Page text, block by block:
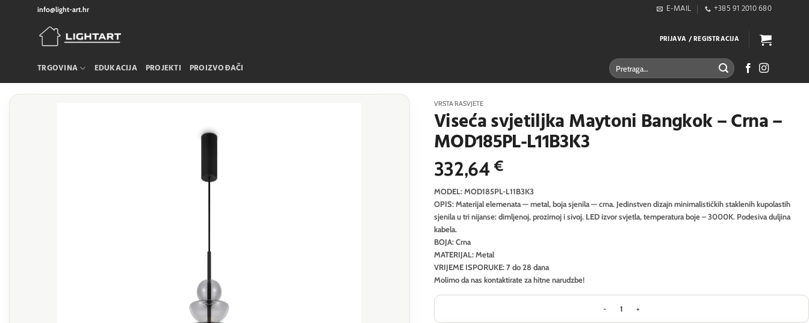
info@light-art.hr E-MAIL +385 91 2010 680
PRIJAVA / REGISTRACIJA
TRGOVINA EDUKACIJA PROJEKTI PROIZVOĐAČI Pretraži:
VRSTA RASVJETE
Viseća svjetiljka Maytoni Bangkok – Crna –
MOD185PL-L11B3K3
332,64€
MODEL: MOD185PL-L11B3K3
OPIS: Materijal elemenata — metal, boja sjenila — crna. Jedinstven dizajn minimalističkih staklenih kupolastih
sjenila u tri nijanse: dimljenoj, prozirnoj i sivoj. LED izvor svjetla, temperatura boje – 3000K. Podesiva duljina
kabela.
BOJA: Crna
MATERIJAL: Metal
VRIJEME ISPORUKE: 7 do 28 dana
Molimo da nas kontaktirate za hitne narudzbe!
Viseća svjetiljka Maytoni Bangkok - Crna -